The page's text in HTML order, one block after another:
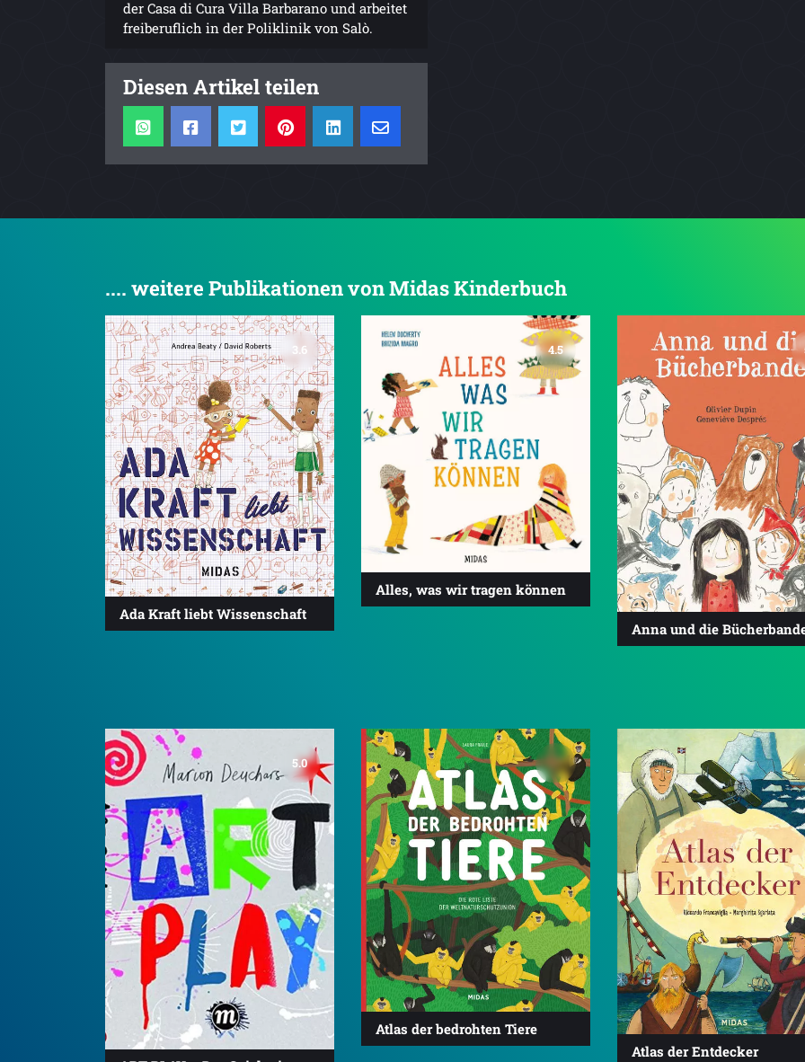
der Casa di Cura Villa Barbarano und arbeitet
freiberuflich in der Poliklinik von Salò.
Diesen Artikel teilen
.... weitere Publikationen von Midas Kinderbuch
3.6
Ada Kraft liebt Wissenschaft
4.5
Alles, was wir tragen können
Anna und die
5.0
Atlas der bedrohten Tiere
Atlas der Entdecker